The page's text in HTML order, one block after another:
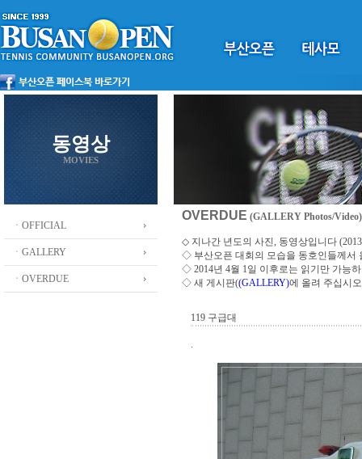
동영상
MOVIES
ㆍOFFICIAL
ㆍGALLERY
ㆍOVERDUE
OVERDUE (GALLERY Photos/Video)
◇ 지나간 년도의 사진, 동영상입니다
◇ 부산오픈 대회의 모습을 동호인들께서
◇ 2014년 4월 1일 이후로는 읽기만 가능
◇ 새 게시판((GALLERY)에 올려 주십시오
119 구급대
.